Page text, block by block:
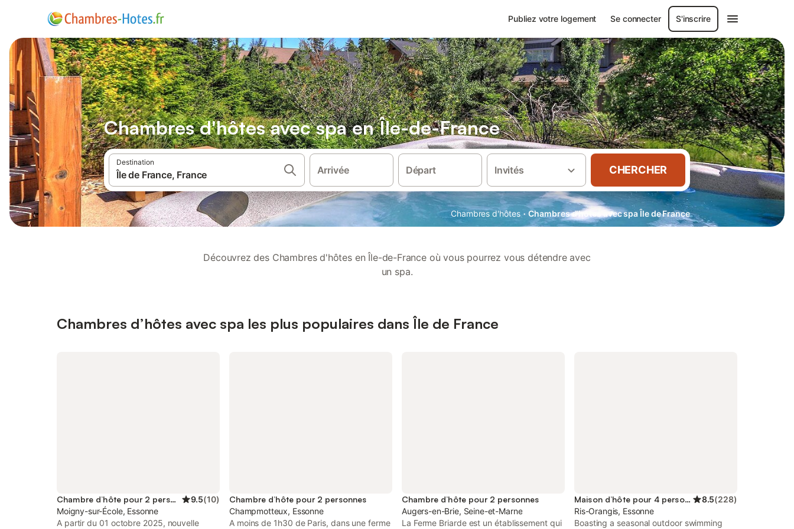
Publiez votre logement Se connecter S'inscrire
Chambres d'hôtes avec spa en Île-de-France
Destination
Arrivée Départ Invités CHERCHER
Chambres d'hôtes · Chambres d’hôtes avec spa Île de France
Découvrez des Chambres d'hôtes en Île-de-France où vous pourrez vous détendre avec
un spa.
Chambres d’hôtes avec spa les plus populaires dans Île de France
Chambre d’hôte pour 2 personnes 9.5(10)
Moigny-sur-École, Essonne
A partir du 01 octobre 2025, nouvelle
Chambre d’hôte pour 2 personnes
Champmotteux, Essonne
A moins de 1h30 de Paris, dans une ferme
Chambre d’hôte pour 2 personnes
Augers-en-Brie, Seine-et-Marne
La Ferme Briarde est un établissement qui
Maison d’hôte pour 4 personnes 8.5(228)
Ris-Orangis, Essonne
Boasting a seasonal outdoor swimming